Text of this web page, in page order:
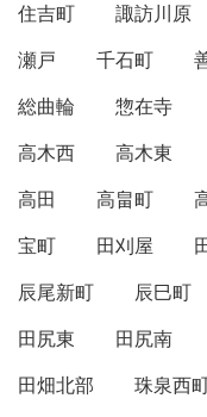
住吉町
諏訪川原
瀬戸
千石町
総曲輪
惣在寺
高木西
高木東
高田
高畠町
宝町
田刈屋
辰尾新町
辰巳町
田尻東
田尻南
田畑北部
珠泉西